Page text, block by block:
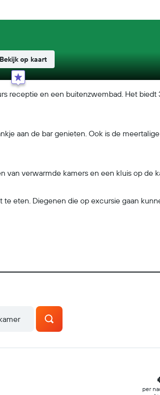
receptie en een buitenzwembad. Het biedt
aan de bar genieten. Ook is de
verwarmde kamers en een kluis op de
eten. Diegenen die op excursie gaan
Bekijk op kaart
per